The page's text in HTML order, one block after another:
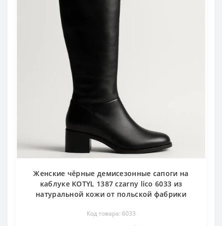
Женские чёрные демисезонные сапоги на
каблуке KOTYL 1387 czarny lico 6033 из
натуральной кожи от польской фабрики
Код товара: 6033